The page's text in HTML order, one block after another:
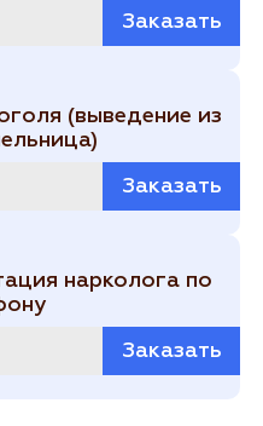
Заказать
(выведение из
Заказать
нарколога по
Заказать